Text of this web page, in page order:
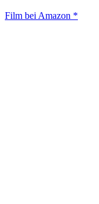
Film bei Amazon *